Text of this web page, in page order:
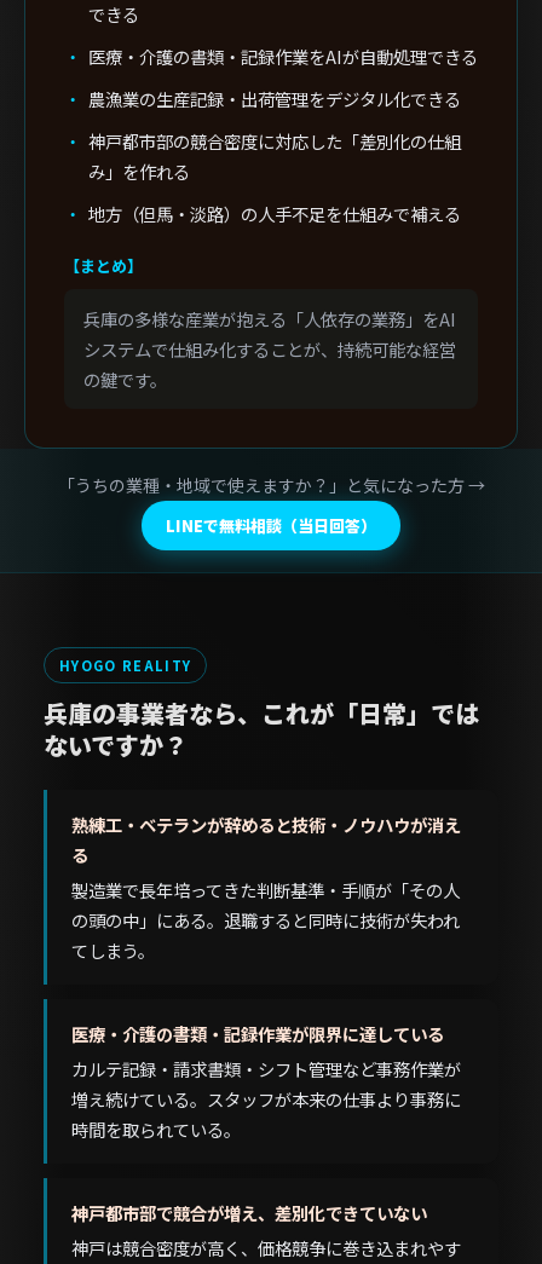
できる
医療・介護の書類・記録作業をAIが自動処理できる
農漁業の生産記録・出荷管理をデジタル化できる
神戸都市部の競合密度に対応した「差別化の仕組
み」を作れる
地方（但馬・淡路）の人手不足を仕組みで補える
【まとめ】
兵庫の多様な産業が抱える「人依存の業務」をAI
システムで仕組み化することが、持続可能な経営
の鍵です。
「うちの業種・地域で使えますか？」と気になった方 →
LINEで無料相談（当日回答）
HYOGO REALITY
兵庫の事業者なら、これが「日常」では
ないですか？
熟練工・ベテランが辞めると技術・ノウハウが消え
る
製造業で長年培ってきた判断基準・手順が「その人
の頭の中」にある。退職すると同時に技術が失われ
てしまう。
医療・介護の書類・記録作業が限界に達している
カルテ記録・請求書類・シフト管理など事務作業が
増え続けている。スタッフが本来の仕事より事務に
時間を取られている。
神戸都市部で競合が増え、差別化できていない
神戸は競合密度が高く、価格競争に巻き込まれやす